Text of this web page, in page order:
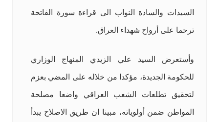
السيدات والسادة النواب الى قراءة سورة الفاتحة
ترحما على أرواح شهداء العراق.
وأستعرض السيد علي الزيدي المنهاج الوزاري
للحكومة الجديدة، مؤكدا من خلاله على المضي بعزم
لتحقيق تطلعات الشعب العراقي واضعا مصلحة
المواطن ضمن أولوياته، مبينا ان طريق الاصلاح يبدأ